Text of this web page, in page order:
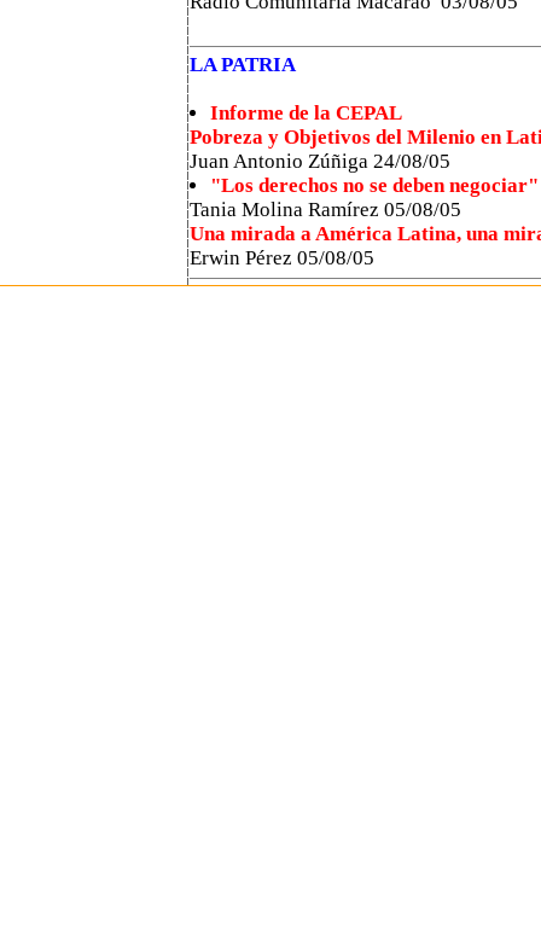
LA PATRIA
Informe de la CEPAL
Pobreza y Objetivos del Milenio en
Juan Antonio Zúñiga 24/08/05
"Los derechos no se deben negociar"
Tania Molina Ramírez 05/08/05
Una mirada a América Latina, una
Erwin Pérez 05/08/05